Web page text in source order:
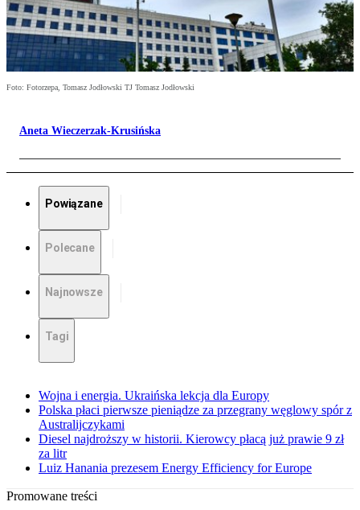
Foto: Fotorzepa, Tomasz Jodłowski TJ Tomasz Jodłowski
Aneta Wieczerzak-Krusińska
Powiązane
Polecane
Najnowsze
Tagi
Wojna i energia. Ukraińska lekcja dla Europy
Polska płaci pierwsze pieniądze za przegrany węglowy spór z
Australijczykami
Diesel najdroższy w historii. Kierowcy płacą już prawie 9 zł
za litr
Luiz Hanania prezesem Energy Efficiency for Europe
Promowane treści